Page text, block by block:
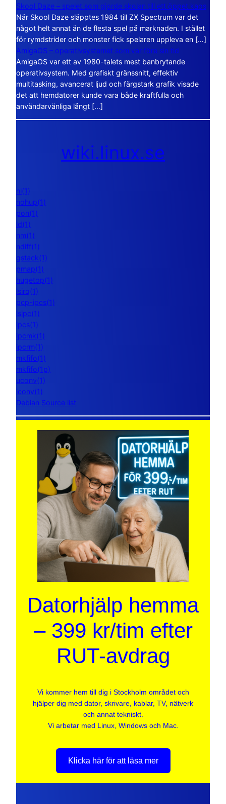
Skool Daze – spelet som gjorde skolan till ett öppet kaos
När Skool Daze släpptes 1984 till ZX Spectrum var det
något helt annat än de flesta spel på marknaden. I stället
för rymdstrider och monster fick spelaren uppleva en […]
AmigaOS – operativsystemet som var före sin tid
AmigaOS var ett av 1980-talets mest banbrytande
operativsystem. Med grafiskt gränssnitt, effektiv
multitasking, avancerat ljud och färgstark grafik visade
det att hemdatorer kunde vara både kraftfulla och
användarvänliga långt […]
wiki.linux.se
nl(1)
nohup(1)
pon(1)
ld(1)
nm(1)
ndiff(1)
gstack(1)
pmap(1)
hugetop(1)
lsirq(1)
pcp-ipcs(1)
lsipc(1)
ipcs(1)
ipcmk(1)
ipcrm(1)
mkfifo(1)
mkfifo(1p)
uconv(1)
iconv(1)
Debian Source list
Datorhjälp hemma
– 399 kr/tim efter
RUT-avdrag
Vi kommer hem till dig i Stockholm området och
hjälper dig med dator, skrivare, kablar, TV, nätverk
och annat tekniskt.
Vi arbetar med Linux, Windows och Mac.
Klicka här för att läsa mer